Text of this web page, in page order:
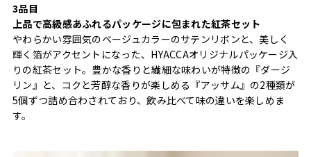
3品目
上品で高級感あふれるパッケージに包まれた紅茶セット
やわらかい雰囲気のベージュカラーのサテンリボンと、美しく
輝く箔がアクセントになった、HYACCAオリジナルパッケージ入
りの紅茶セット。豊かな香りと繊細な味わいが特徴の『ダージ
リン』と、コクと芳醇な香りが楽しめる『アッサム』の2種類が
5個ずつ詰め合わされており、飲み比べて味の違いを楽しめま
す。